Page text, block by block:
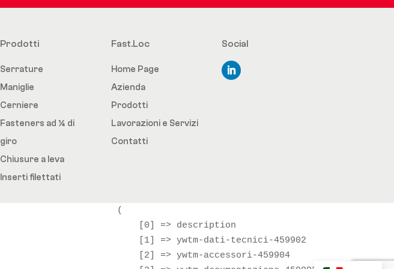
Prodotti
Serrature
Maniglie
Cerniere
Fasteners ad ¼ di
giro
Chiusure a leva
Inserti filettati
Fast.Loc
Home Page
Azienda
Prodotti
Lavorazioni e Servizi
Contatti
Social
(
    [0] => description
    [1] => ywtm-dati-tecnici-459902
    [2] => ywtm-accessori-459904